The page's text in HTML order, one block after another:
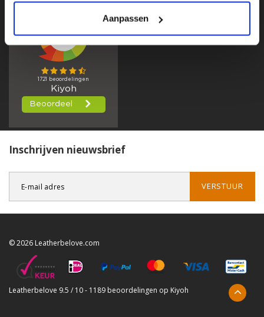
Aanpassen
Inschrijven nieuwsbrief
VERSTUUR
© 2026 Leatherbelove.com
Leatherbelove 9.5 / 10- 1189 beoordelingen op Kiyoh